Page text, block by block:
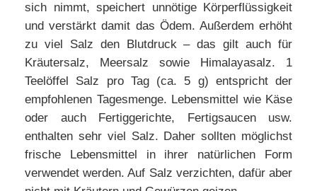
sich nimmt, speichert unnötige Körperflüssigkeit
und verstärkt damit das Ödem. Außerdem erhöht
zu viel Salz den Blutdruck – das gilt auch für
Kräutersalz, Meersalz sowie Himalayasalz. 1
Teelöffel Salz pro Tag (ca. 5 g) entspricht der
empfohlenen Tagesmenge. Lebensmittel wie Käse
oder auch Fertiggerichte, Fertigsaucen usw.
enthalten sehr viel Salz. Daher sollten möglichst
frische Lebensmittel in ihrer natürlichen Form
verwendet werden. Auf Salz verzichten, dafür aber